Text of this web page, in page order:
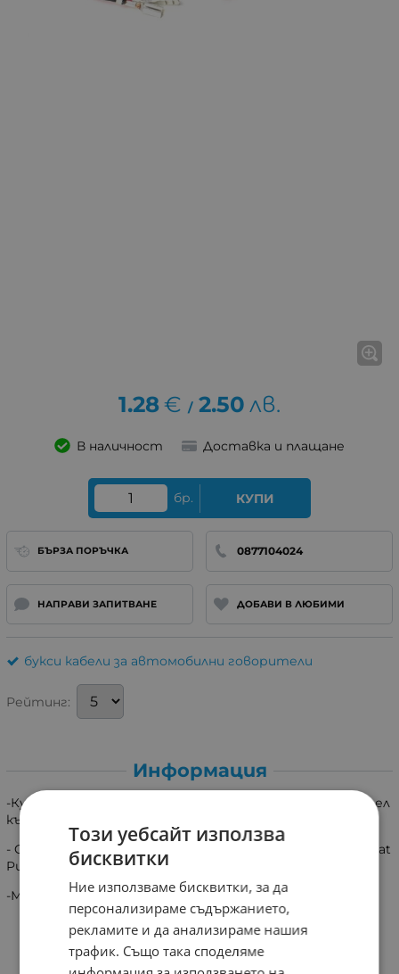
1.28€ / 2.50 лв.
В наличност Доставка и плащане
бр. КУПИ
БЪРЗА ПОРЪЧКА 0877104024
НАПРАВИ ЗАПИТВАНЕ ДОБАВИ В ЛЮБИМИ
букси кабели за автомобилни говорители
Рейтинг:
Информация
-Куплунг букса за свързване на автомобилен говорител
към оригиналната инсталация на автомобил:
- Citroеn 1999->, Fiat Ducato 2002->, Fiat Multipla 2002->, Fiat
Punto 1999->, Peugeot 307
-Минимална заявка 2бр!!!!
Този уебсайт използва
бисквитки
Ние използваме бисквитки, за да
персонализираме съдържанието,
рекламите и да анализираме нашия
трафик. Също така споделяме